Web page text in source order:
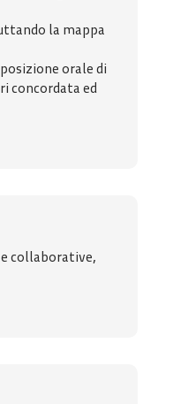
la mappa
orale di
concordata ed
collaborative,